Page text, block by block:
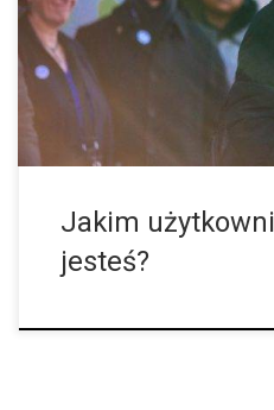
formatach, aby osoby
produkt do tego, co najlepiej
pod uwagę, jakie rodzaje
będziesz w stanie najlepiej
produkt. 1. Kapsułki CBD dla […]
Jakim
jesteś?